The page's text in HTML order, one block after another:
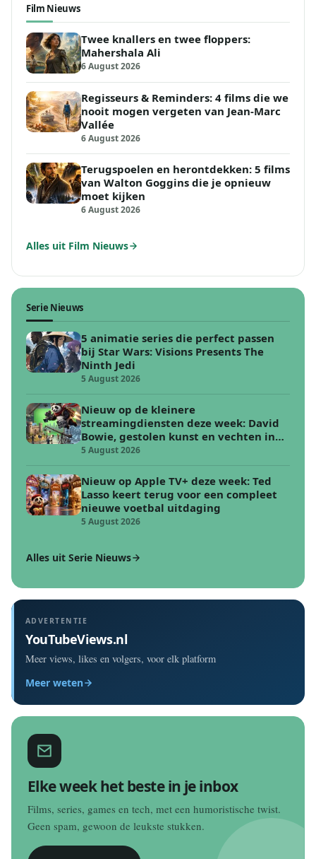
Film Nieuws
Twee knallers en twee floppers:
Mahershala Ali
6 August 2026
Regisseurs & Reminders: 4 films die we
nooit mogen vergeten van Jean-Marc
Vallée
6 August 2026
Terugspoelen en herontdekken: 5 films
van Walton Goggins die je opnieuw
moet kijken
6 August 2026
Alles uit Film Nieuws
Serie Nieuws
5 animatie series die perfect passen
bij Star Wars: Visions Presents The
Ninth Jedi
5 August 2026
Nieuw op de kleinere
streamingdiensten deze week: David
Bowie, gestolen kunst en vechten in
de woestijn
5 August 2026
Nieuw op Apple TV+ deze week: Ted
Lasso keert terug voor een compleet
nieuwe voetbal uitdaging
5 August 2026
Alles uit Serie Nieuws
ADVERTENTIE
YouTubeViews.nl
Meer views, likes en volgers, voor elk platform
Meer weten
Elke week het beste in je inbox
Films, series, games en tech, met een humoristische twist.
Geen spam, gewoon de leukste stukken.